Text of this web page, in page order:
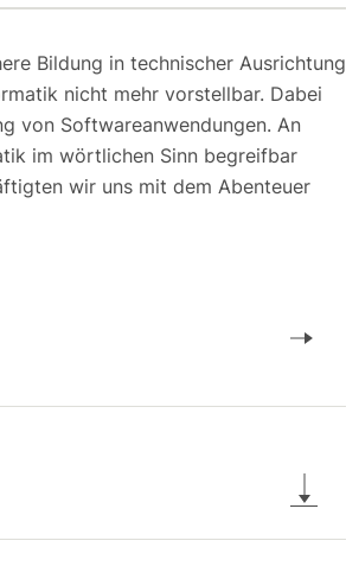
Bildung in technischer Ausrichtung
nicht mehr vorstellbar. Dabei
von Softwareanwendungen. An
im wörtlichen Sinn begreifbar
wir uns mit dem Abenteuer